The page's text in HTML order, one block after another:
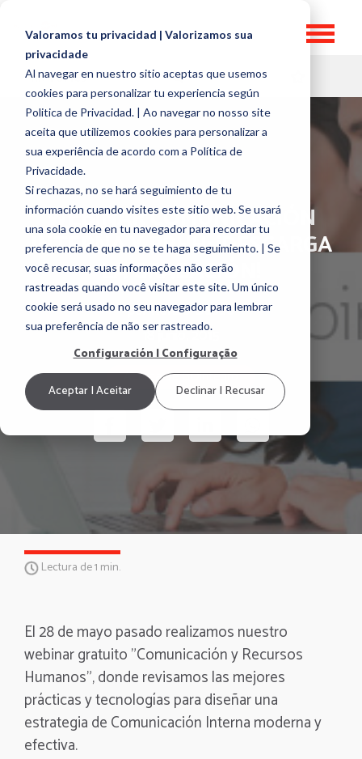
Valoramos tu privacidad | Valorizamos sua
privacidade
Al navegar en nuestro sitio aceptas que usemos
cookies para personalizar tu experiencia según
Politica de Privacidad. | Ao navegar no nosso site
aceita que utilizemos cookies para personalizar a
sua experiência de acordo com a Política de
Privacidade.
Si rechazas, no se hará seguimiento de tu
información cuando visites este sitio web. Se usará
una sola cookie en tu navegador para recordar tu
preferencia de que no se te haga seguimiento. | Se
você recusar, suas informações não serão
rastreadas quando você visitar este site. Um único
cookie será usado no seu navegador para lembrar
sua preferência de não ser rastreado.
Configuración | Configuração
Aceptar | Aceitar Declinar | Recusar
HR TOPICS
WEBINAR COMUNICACIÓN
INTERNA Y RRHH: ¡DESCARGA
LA GRABACIÓN!
porRenzo Dasso
18 junio, 2015
Acerca de GOintegro
Lectura de 1 min.
El 28 de mayo pasado realizamos nuestro
webinar gratuito "Comunicación y Recursos
Humanos”, donde revisamos las mejores
prácticas y tecnologías para diseñar una
estrategia de Comunicación Interna moderna y
efectiva.